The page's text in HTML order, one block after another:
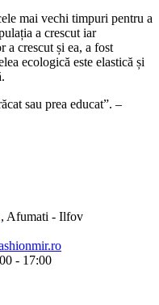
mai vechi timpuri pentru a
a crescut iar
a crescut și ea, a fost
ecologică este elastică și
sau prea educat”. –
Afumati - Ilfov
- 17:00